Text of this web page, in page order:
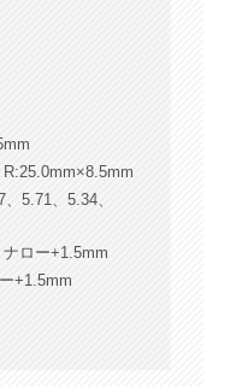
5.71、5.34、
ロー+1.5mm
+1.5mm